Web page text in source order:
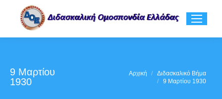
9 Μαρτίου
1930
Αρχική
Διδασκαλικό Βήμα
9 Μαρτίου 1930